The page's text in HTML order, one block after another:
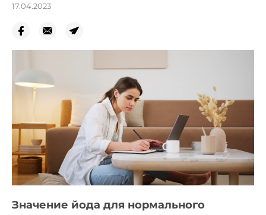
17.04.2023
Значение йода для нормального